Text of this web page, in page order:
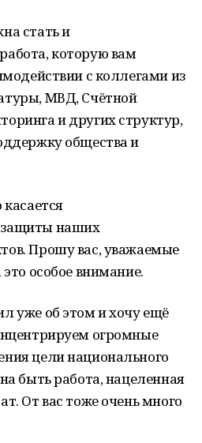
стать и
которую вам
с коллегами из
МВД, Счётной
и других структур,
общества и
защиты наших
Прошу вас, уважаемые
особое внимание.
уже об этом и хочу ещё
огромные
цели национального
быть работа, нацеленная
От вас тоже очень много